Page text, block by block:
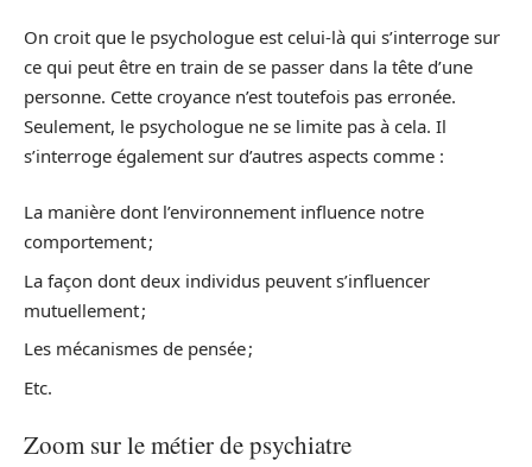
On croit que le psychologue est celui-là qui s’interroge sur
ce qui peut être en train de se passer dans la tête d’une
personne. Cette croyance n’est toutefois pas erronée.
Seulement, le psychologue ne se limite pas à cela. Il
s’interroge également sur d’autres aspects comme :
La manière dont l’environnement influence notre
comportement ;
La façon dont deux individus peuvent s’influencer
mutuellement ;
Les mécanismes de pensée ;
Etc.
Zoom sur le métier de psychiatre